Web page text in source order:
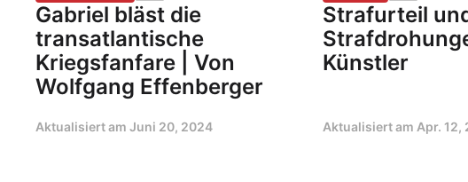
Gabriel bläst die
transatlantische
Kriegsfanfare | Von
Wolfgang Effenberger
Aktualisiert am Juni 20, 2024
Strafurteil
Künstler
Aktualisiert am Apr. 12,